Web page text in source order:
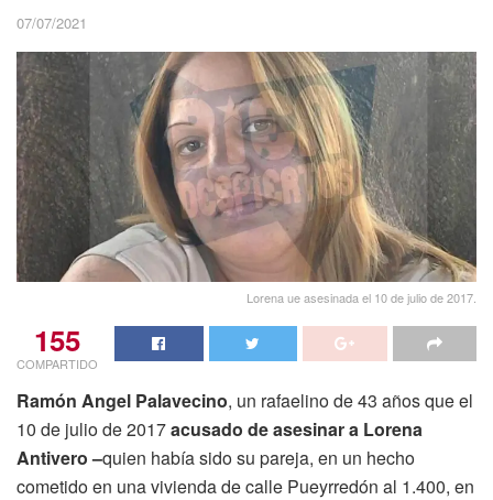
07/07/2021
Lorena ue asesinada el 10 de julio de 2017.
155
COMPARTIDO
Ramón Angel Palavecino, un rafaelino de 43 años que el
10 de julio de 2017acusado de asesinar a Lorena
Antivero –quien había sido su pareja, en un hecho
cometido en una vivienda de calle Pueyrredón al 1.400, en